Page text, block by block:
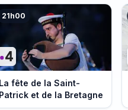
21h00
La fête de la Saint-
Patrick et de la Bretagne